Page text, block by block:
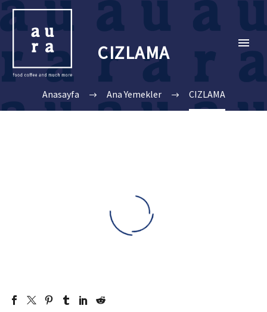
CIZLAMA
Anasayfa Ana Yemekler CIZLAMA